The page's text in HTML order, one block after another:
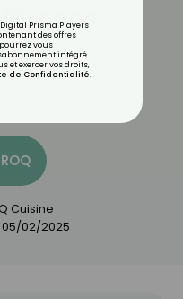
une
Cuisine
05/02/2025
Prisma Players
des offres
vous
intégré
et exercer vos droits,
de Confidentialité.